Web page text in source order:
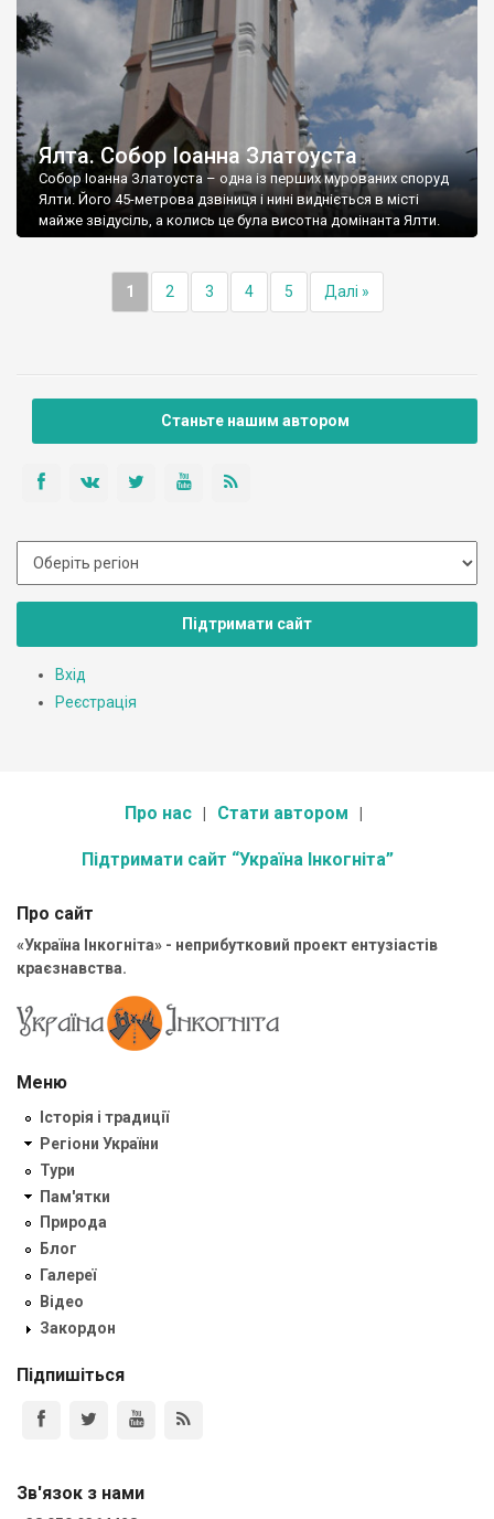
Ялта. Собор Іоанна Златоуста
Собор Іоанна Златоуста – одна із перших мурованих споруд
Ялти. Його 45-метрова дзвіниця і нині видніється в місті
майже звідусіль, а колись це була висотна домінанта Ялти.
1 2 3 4 5 Далі »
Станьте нашим автором
Підтримати сайт
Вхід
Реєстрація
Про нас Стати автором
Підтримати сайт “Україна Інкогніта”
Про сайт
«Україна Інкогніта» - неприбутковий проект ентузіастів
краєзнавства.
Меню
Історія і традиції
Регіони України
Тури
Пам'ятки
Природа
Блог
Галереї
Відео
Закордон
Підпишіться
Зв'язок з нами